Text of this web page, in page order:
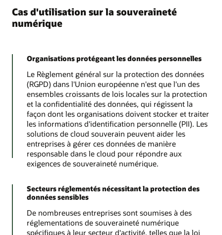
Cas d'utilisation sur la souveraineté
numérique
Organisations protégeant les données personnelles
Le Règlement général sur la protection des données
(RGPD) dans l'Union européenne n'est que l'un des
ensembles croissants de lois locales sur la protection
et la confidentialité des données, qui régissent la
façon dont les organisations doivent stocker et traiter
les informations d'identification personnelle (PII). Les
solutions de cloud souverain peuvent aider les
entreprises à gérer ces données de manière
responsable dans le cloud pour répondre aux
exigences de souveraineté numérique.
Secteurs réglementés nécessitant la protection des
données sensibles
De nombreuses entreprises sont soumises à des
réglementations de souveraineté numérique
spécifiques à leur secteur d'activité, telles que la loi